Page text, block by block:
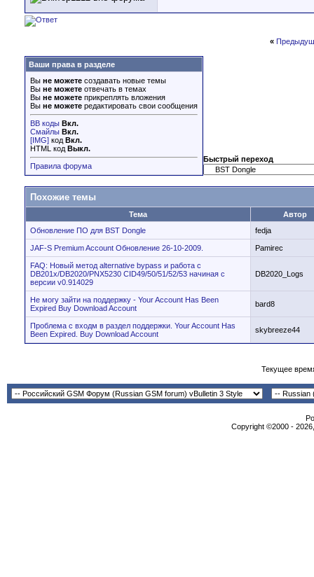
«
Ваши права в разделе
Вы не можете создавать новые темы
Вы не можете отвечать в темах
Вы не можете прикреплять вложения
Вы не можете редактировать свои сообщения
BB коды Вкл.
Смайлы Вкл.
[IMG] код Вкл.
HTML код Выкл.
Правила форума
Быстрый переход
Похожие темы
Тема
Автор
Обновление ПО для BST Dongle
fedja
JAF-S Premium Account Обновление 26-10-2009. Pamirec
FAQ: Новый метод alternative bypass и работа с
DB201x/DB2020/PNX5230 CID49/50/51/52/53 начиная с
версии v0.914029
DB2020_Logs
Не могу зайти на поддержку - Your Account Has Been
Expired Buy Download Account
bard8
Проблема с входм в раздел поддержки. Your Account Has
Been Expired. Buy Download Account
skybreeze44
Текущее
Copyright ©2000 -